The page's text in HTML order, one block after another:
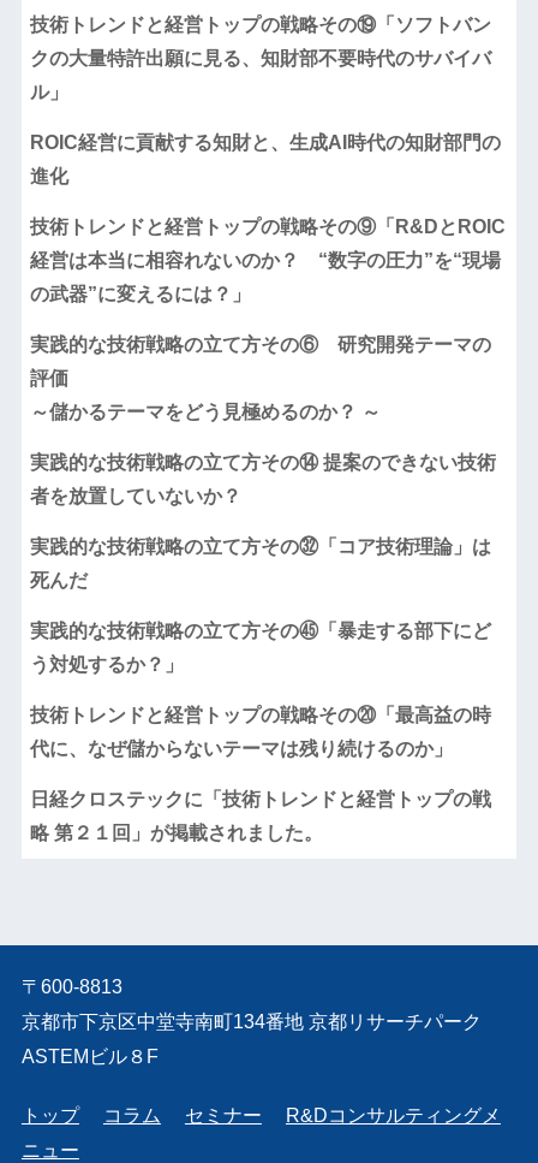
技術トレンドと経営トップの戦略その⑲「ソフトバン
クの大量特許出願に見る、知財部不要時代のサバイバ
ル」
ROIC経営に貢献する知財と、生成AI時代の知財部門の
進化
技術トレンドと経営トップの戦略その⑨「R&DとROIC
経営は本当に相容れないのか？ “数字の圧力”を“現場
の武器”に変えるには？」
実践的な技術戦略の立て方その⑥ 研究開発テーマの
評価
～儲かるテーマをどう見極めるのか？ ～
実践的な技術戦略の立て方その⑭ 提案のできない技術
者を放置していないか？
実践的な技術戦略の立て方その㉜「コア技術理論」は
死んだ
実践的な技術戦略の立て方その㊺「暴走する部下にど
う対処するか？」
技術トレンドと経営トップの戦略その⑳「最高益の時
代に、なぜ儲からないテーマは残り続けるのか」
日経クロステックに「技術トレンドと経営トップの戦
略 第２１回」が掲載されました。
〒600-8813
京都市下京区中堂寺南町134番地 京都リサーチパーク
ASTEMビル８F
トップ コラム セミナー
R&Dコンサルティングメ
ニュー